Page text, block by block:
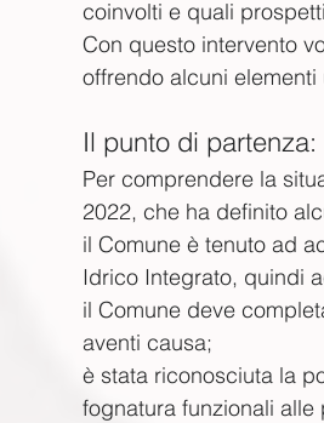
coinvolti e quali
Con questo intervento
offrendo alcuni
Il punto di
Per comprendere la
2022, che ha definito
il Comune è tenuto ad
Idrico Integrato, quindi
il Comune deve
aventi causa;
è stata riconosciuta la
fognatura funzionali